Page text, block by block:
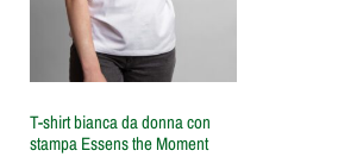
T-shirt bianca da donna con
stampa Essens the Moment